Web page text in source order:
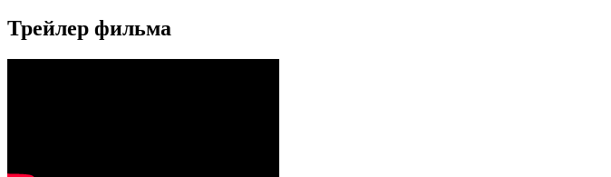
Трейлер фильма